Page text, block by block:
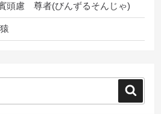
頭慮 尊者(びんずるそんじゃ)
索